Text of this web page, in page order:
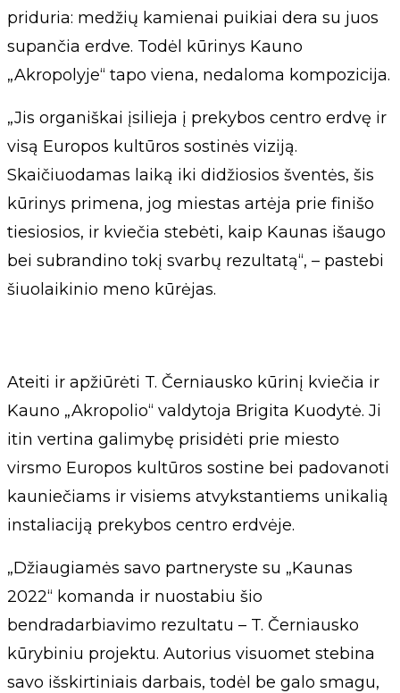
priduria: medžių kamienai puikiai dera su juos
supančia erdve. Todėl kūrinys Kauno
„Akropolyje“ tapo viena, nedaloma kompozicija.
„Jis organiškai įsilieja į prekybos centro erdvę ir
visą Europos kultūros sostinės viziją.
Skaičiuodamas laiką iki didžiosios šventės, šis
kūrinys primena, jog miestas artėja prie finišo
tiesiosios, ir kviečia stebėti, kaip Kaunas išaugo
bei subrandino tokį svarbų rezultatą“, – pastebi
šiuolaikinio meno kūrėjas.
Ateiti ir apžiūrėti T. Černiausko kūrinį kviečia ir
Kauno „Akropolio“ valdytoja Brigita Kuodytė. Ji
itin vertina galimybę prisidėti prie miesto
virsmo Europos kultūros sostine bei padovanoti
kauniečiams ir visiems atvykstantiems unikalią
instaliaciją prekybos centro erdvėje.
„Džiaugiamės savo partneryste su „Kaunas
2022“ komanda ir nuostabiu šio
bendradarbiavimo rezultatu – T. Černiausko
kūrybiniu projektu. Autorius visuomet stebina
savo išskirtiniais darbais, todėl be galo smagu,